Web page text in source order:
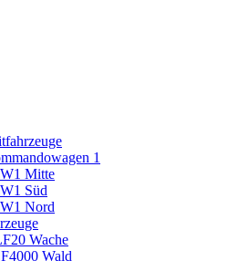
1
Mitte
Süd
Nord
Wache
Wald